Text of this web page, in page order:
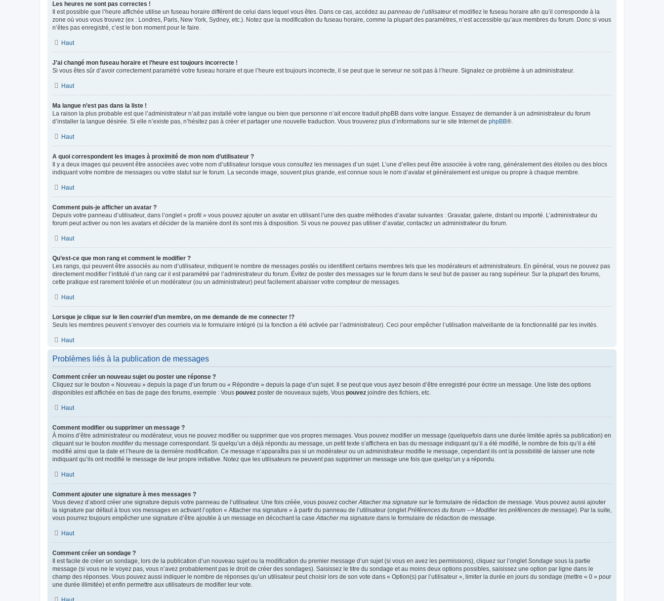
Les heures ne sont pas correctes !
Il est possible que l’heure affichée utilise un fuseau horaire différent de celui dans lequel vous êtes. Dans ce cas, accédez au panneau de l’utilisateuret modifiez le fuseau horaire afin qu’il corresponde à la
zone où vous vous trouvez (ex : Londres, Paris, New York, Sydney, etc.). Notez que la modification du fuseau horaire, comme la plupart des paramètres, n’est accessible qu’aux membres du forum. Donc si vous
n’êtes pas enregistré, c’est le bon moment pour le faire.
Haut
J’ai changé mon fuseau horaire et l’heure est toujours incorrecte !
Si vous êtes sûr d’avoir correctement paramétré votre fuseau horaire et que l’heure est toujours incorrecte, il se peut que le serveur ne soit pas à l’heure. Signalez ce problème à un administrateur.
Haut
Ma langue n’est pas dans la liste !
La raison la plus probable est que l’administrateur n’ait pas installé votre langue ou bien que personne n’ait encore traduit phpBB dans votre langue. Essayez de demander à un administrateur du forum
d’installer la langue désirée. Si elle n’existe pas, n’hésitez pas à créer et partager une nouvelle traduction. Vous trouverez plus d’informations sur le site Internet de phpBB®.
Haut
A quoi correspondent les images à proximité de mon nom d’utilisateur ?
Il y a deux images qui peuvent être associées avec votre nom d’utilisateur lorsque vous consultez les messages d’un sujet. L’une d’elles peut être associée à votre rang, généralement des étoiles ou des blocs
indiquant votre nombre de messages ou votre statut sur le forum. La seconde image, souvent plus grande, est connue sous le nom d’avatar et généralement est unique ou propre à chaque membre.
Haut
Comment puis-je afficher un avatar ?
Depuis votre panneau d’utilisateur, dans l’onglet « profil » vous pouvez ajouter un avatar en utilisant l’une des quatre méthodes d’avatar suivantes : Gravatar, galerie, distant ou importé. L’administrateur du
forum peut activer ou non les avatars et décider de la manière dont ils sont mis à disposition. Si vous ne pouvez pas utiliser d’avatar, contactez un administrateur du forum.
Haut
Qu’est-ce que mon rang et comment le modifier ?
Les rangs, qui peuvent être associés au nom d’utilisateur, indiquent le nombre de messages postés ou identifient certains membres tels que les modérateurs et administrateurs. En général, vous ne pouvez pas
directement modifier l’intitulé d’un rang car il est paramétré par l’administrateur du forum. Évitez de poster des messages sur le forum dans le seul but de passer au rang supérieur. Sur la plupart des forums,
cette pratique est rarement tolérée et un modérateur (ou un administrateur) peut facilement abaisser votre compteur de messages.
Haut
Lorsque je clique sur le lien courrield’un membre, on me demande de me connecter !?
Seuls les membres peuvent s’envoyer des courriels via le formulaire intégré (si la fonction a été activée par l’administrateur). Ceci pour empêcher l’utilisation malveillante de la fonctionnalité par les invités.
Haut
Problèmes liés à la publication de messages
Comment créer un nouveau sujet ou poster une réponse ?
Cliquez sur le bouton « Nouveau » depuis la page d’un forum ou « Répondre » depuis la page d’un sujet. Il se peut que vous ayez besoin d’être enregistré pour écrire un message. Une liste des options
disponibles est affichée en bas de page des forums, exemple : Vous pouvez poster de nouveaux sujets, Vous pouvez joindre des fichiers, etc.
Haut
Comment modifier ou supprimer un message ?
À moins d’être administrateur ou modérateur, vous ne pouvez modifier ou supprimer que vos propres messages. Vous pouvez modifier un message (quelquefois dans une durée limitée après sa publication) en
cliquant sur le bouton modifierdu message correspondant. Si quelqu’un a déjà répondu au message, un petit texte s’affichera en bas du message indiquant qu’il a été modifié, le nombre de fois qu’il a été
modifié ainsi que la date et l’heure de la dernière modification. Ce message n’apparaîtra pas si un modérateur ou un administrateur modifie le message, cependant ils ont la possibilité de laisser une note
indiquant qu’ils ont modifié le message de leur propre initiative. Notez que les utilisateurs ne peuvent pas supprimer un message une fois que quelqu’un y a répondu.
Haut
Comment ajouter une signature à mes messages ?
Vous devez d’abord créer une signature depuis votre panneau de l’utilisateur. Une fois créée, vous pouvez cocherAttacher ma signature sur le formulaire de rédaction de message. Vous pouvez aussi ajouter
la signature par défaut à tous vos messages en activant l’option « Attacher ma signature » à partir du panneau de l’utilisateur (ongletPréférences du forum --> Modifier les préférences de message). Par la suite,
vous pourrez toujours empêcher une signature d’être ajoutée à un message en décochant la caseAttacher ma signature dans le formulaire de rédaction de message.
Haut
Comment créer un sondage ?
Il est facile de créer un sondage, lors de la publication d’un nouveau sujet ou la modification du premier message d’un sujet (si vous en avez les permissions), cliquez sur l’ongletSondage sous la partie
message (si vous ne le voyez pas, vous n’avez probablement pas le droit de créer des sondages). Saisissez le titre du sondage et au moins deux options possibles, saisissez une option par ligne dans le
champ des réponses. Vous pouvez aussi indiquer le nombre de réponses qu’un utilisateur peut choisir lors de son vote dans « Option(s) par l’utilisateur », limiter la durée en jours du sondage (mettre « 0 » pour
une durée illimitée) et enfin permettre aux utilisateurs de modifier leur vote.